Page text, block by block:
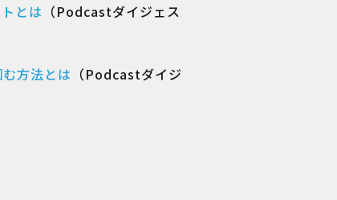
とは （Podcastダイジェス
方法とは （Podcastダイジ